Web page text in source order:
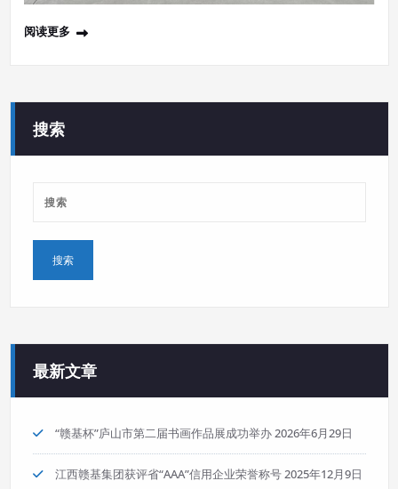
阅读更多
搜索
最新文章
“赣基杯”庐山市第二届书画作品展成功举办2026年6月29日
江西赣基集团获评省“AAA”信用企业荣誉称号2025年12月9日